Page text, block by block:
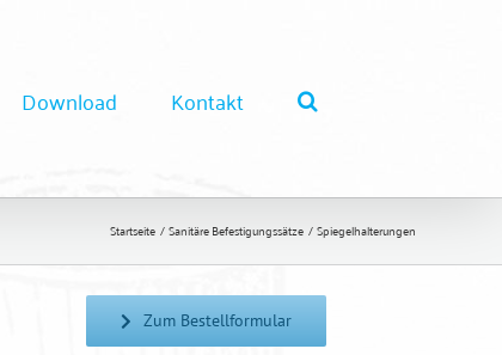
Download Kontakt
Startseite Sanitäre Befestigungssätze Spiegelhalterungen
Zum Bestellformular